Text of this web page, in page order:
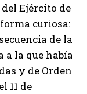
Ejército de
curiosa:
de la
la que había
y de Orden
11 de